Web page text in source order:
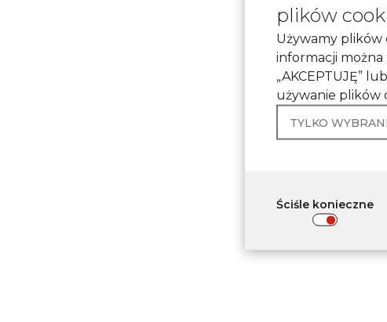
plików
Używamy plików
informacji można
„AKCEPTUJĘ”
używanie plików
TYLKO
Ściśle konieczne